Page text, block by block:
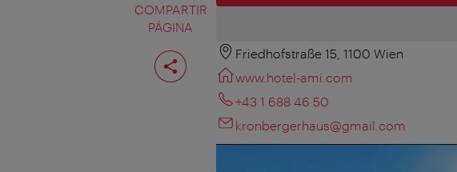
COMPARTIR
PÁGINA
Compartir
página
Friedhofstraße 15, 1100 Wien
www.hotel-ami.com
+43 1 688 46 50
kronbergerhaus@gmail.com